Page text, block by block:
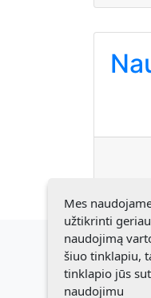
Mes
užtikrinti
naudojimą
šiuo tinklapiu,
tinklapio jūs
naudojimu